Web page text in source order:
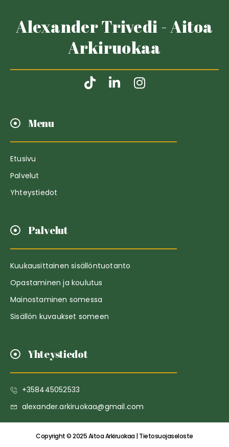
Alexander Trivedi - Aitoa
Arkiruokaa
Menu
Etusivu
Palvelut
Yhteystiedot
Palvelut
Kuukausittainen sisällöntuotanto
Opastaminen ja koulutus
Mainostaminen somessa
Sisällön kuvaukset someen
Yhteystiedot
+358445052533
alexander.arkiruokaa@gmail.com
Copyright © 2025 Aitoa Arkiruokaa | Tietosuojaseloste